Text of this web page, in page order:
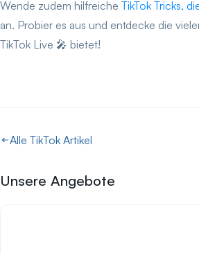
Wende zudem hilfreiche TikTok Tricks,
an. Probier es aus und entdecke die
TikTok Live 🎤 bietet!
Alle TikTok Artikel
Unsere Angebote